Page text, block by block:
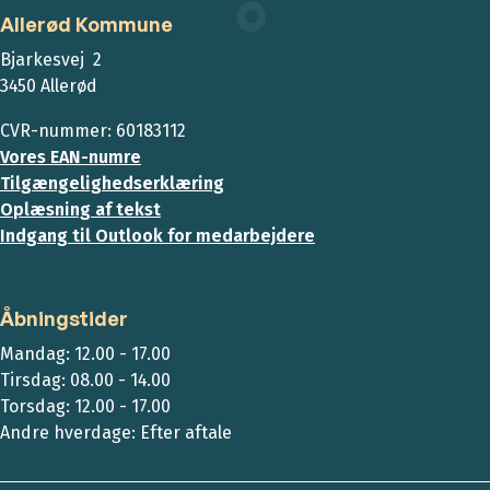
Allerød Kommune
Bjarkesvej 2
3450 Allerød
CVR-nummer: 60183112
Vores EAN-numre
Tilgængelighedserklæring
Oplæsning af tekst
Indgang til Outlook for medarbejdere
Åbningstider
Mandag: 12.00 - 17.00
Tirsdag: 08.00 - 14.00
Torsdag: 12.00 - 17.00
Andre hverdage: Efter aftale